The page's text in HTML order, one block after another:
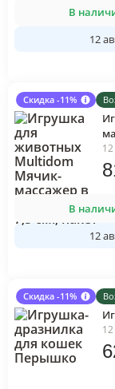
В
12
Скидка -11%
В
12
Скидка -11%